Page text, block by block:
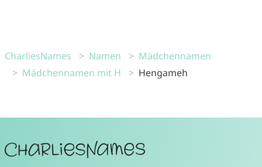
CharliesNames Namen
Mädchennamen
Mädchennamen mit H
Hengameh